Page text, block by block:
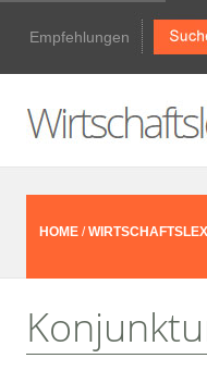
Empfehlungen
HOME /